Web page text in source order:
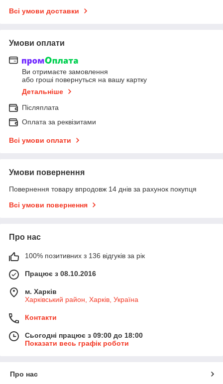
Всі умови доставки
Умови оплати
Ви отримаєте замовлення
або гроші повернуться на вашу картку
Детальніше
Післяплата
Оплата за реквізитами
Всі умови оплати
Умови повернення
Повернення товару впродовж 14 днів за рахунок покупця
Всі умови повернення
Про нас
100% позитивних з 136 відгуків за рік
Працює з 08.10.2016
м. Харків
Харківський район, Харків, Україна
Контакти
Сьогодні працює з 09:00 до 18:00
Показати весь графік роботи
Про нас